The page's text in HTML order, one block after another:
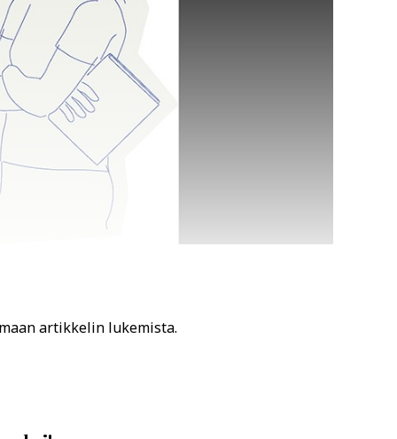
artikkelin lukemista.